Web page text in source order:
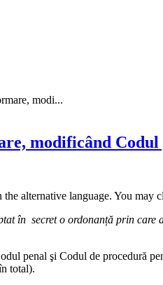
modi...
modificând Codul
alternative language. You may
în secreto ordonanță prin care
penal şi Codul de procedură
total).